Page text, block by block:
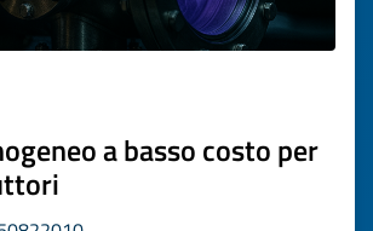
a basso costo per